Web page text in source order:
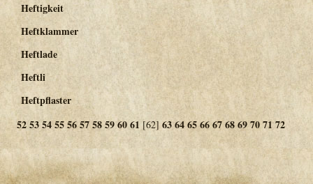
Heftigkeit
Heftklammer
Heftlade
Heftli
Heftpflaster
52535455565758596061 [62] 63646566676869707172